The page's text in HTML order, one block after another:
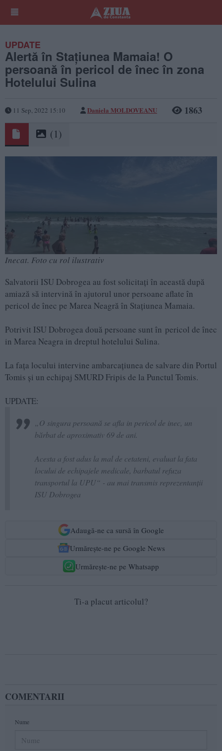
UPDATE
Alertă în Stațiunea Mamaia! O
persoană în pericol de înec în zona
Hotelului Sulina
11 Sep, 2022 15:10 Daniela MOLDOVEANU 1863
(1)
Inecat. Foto cu rol ilustrativ
Salvatorii ISU Dobrogea au fost solicitați în această după
amiază să intervină în ajutorul unor persoane aflate în
pericol de înec pe Marea Neagră în Stațiunea Mamaia.
Potrivit ISU Dobrogea două persoane sunt în pericol de înec
in Marea Neagra in dreptul hotelului Sulina.
La fața locului intervine ambarcațiunea de salvare din Portul
Tomis și un echipaj SMURD Fripis de la Punctul Tomis.
UPDATE:
„O singura persoană se afla in pericol de inec, un
bărbat de aproximativ 69 de ani.
Acesta a fost adus la mal de cetateni, evaluat la fata
locului de echipajele medicale, barbatul refuza
transportul la UPU“ - au mai transmis reprezentanții
ISU Dobrogea
Adaugă-ne ca sursă în Google
Urmărește-ne pe Google News
Urmărește-ne pe Whatsapp
Ti-a placut articolul?
COMENTARII
Nume